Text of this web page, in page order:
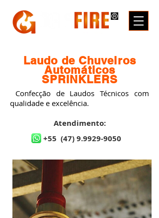
Laudo de Chuveiros
Automáticos
SPRINKLERS
Confecção de Laudos Técnicos com
qualidade e excelência.
Atendimento:
+55 (47) 9.9929-9050